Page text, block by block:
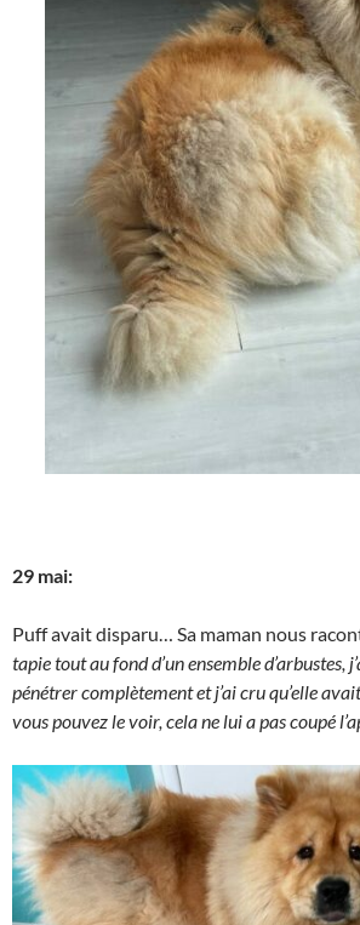
29 mai:
Puff avait disparu… Sa maman nous
tapie tout au fond d’un ensemble d’arbustes,
pénétrer complètement et j’ai cru qu’elle
vous pouvez le voir, cela ne lui a pas coupé